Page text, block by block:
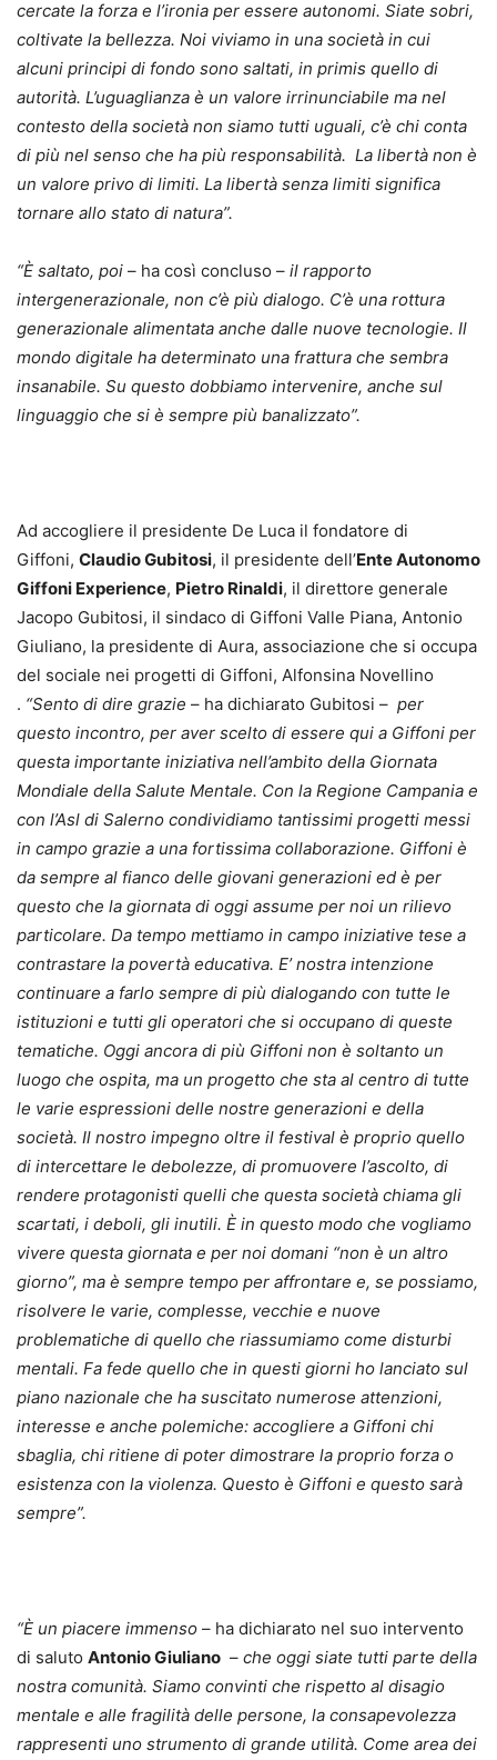
cercate la forza e l’ironia per essere autonomi. Siate sobri,
coltivate la bellezza. Noi viviamo in una società in cui
alcuni principi di fondo sono saltati, in primis quello di
autorità. L’uguaglianza è un valore irrinunciabile ma nel
contesto della società non siamo tutti uguali, c’è chi conta
di più nel senso che ha più responsabilità. La libertà non è
un valore privo di limiti. La libertà senza limiti significa
tornare allo stato di natura”.
“È saltato, poi – ha così concluso – il rapporto
intergenerazionale, non c’è più dialogo. C’è una rottura
generazionale alimentata anche dalle nuove tecnologie. Il
mondo digitale ha determinato una frattura che sembra
insanabile. Su questo dobbiamo intervenire, anche sul
linguaggio che si è sempre più banalizzato”.
Ad accogliere il presidente De Luca il fondatore di
Giffoni, Claudio Gubitosi, il presidente dell’Ente Autonomo
Giffoni Experience, Pietro Rinaldi, il direttore generale
Jacopo Gubitosi, il sindaco di Giffoni Valle Piana, Antonio
Giuliano, la presidente di Aura, associazione che si occupa
del sociale nei progetti di Giffoni, Alfonsina Novellino
. “Sento di dire grazie – ha dichiarato Gubitosi – per
questo incontro, per aver scelto di essere qui a Giffoni per
questa importante iniziativa nell’ambito della Giornata
Mondiale della Salute Mentale. Con la Regione Campania e
con l’Asl di Salerno condividiamo tantissimi progetti messi
in campo grazie a una fortissima collaborazione. Giffoni è
da sempre al fianco delle giovani generazioni ed è per
questo che la giornata di oggi assume per noi un rilievo
particolare. Da tempo mettiamo in campo iniziative tese a
contrastare la povertà educativa. E’ nostra intenzione
continuare a farlo sempre di più dialogando con tutte le
istituzioni e tutti gli operatori che si occupano di queste
tematiche. Oggi ancora di più Giffoni non è soltanto un
luogo che ospita, ma un progetto che sta al centro di tutte
le varie espressioni delle nostre generazioni e della
società. Il nostro impegno oltre il festival è proprio quello
di intercettare le debolezze, di promuovere l’ascolto, di
rendere protagonisti quelli che questa società chiama gli
scartati, i deboli, gli inutili. È in questo modo che vogliamo
vivere questa giornata e per noi domani “non è un altro
giorno”, ma è sempre tempo per affrontare e, se possiamo,
risolvere le varie, complesse, vecchie e nuove
problematiche di quello che riassumiamo come disturbi
mentali. Fa fede quello che in questi giorni ho lanciato sul
piano nazionale che ha suscitato numerose attenzioni,
interesse e anche polemiche: accogliere a Giffoni chi
sbaglia, chi ritiene di poter dimostrare la proprio forza o
esistenza con la violenza. Questo è Giffoni e questo sarà
sempre”.
“È un piacere immenso – ha dichiarato nel suo intervento
di saluto Antonio Giuliano – che oggi siate tutti parte della
nostra comunità. Siamo convinti che rispetto al disagio
mentale e alle fragilità delle persone, la consapevolezza
rappresenti uno strumento di grande utilità. Come area dei